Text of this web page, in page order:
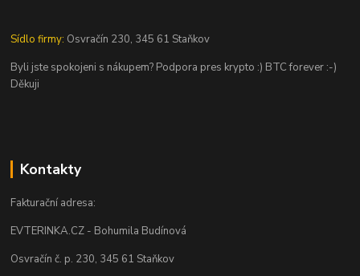
Sídlo firmy: Osvračín 230, 345 61 Staňkov
Byli jste spokojeni s nákupem? Podpora pres krypto :) BTC forever :-)
Děkuji
Kontakty
Fakturační adresa:
EVTERINKA.CZ - Bohumila Budínová
Osvračín č. p. 230, 345 61 Staňkov